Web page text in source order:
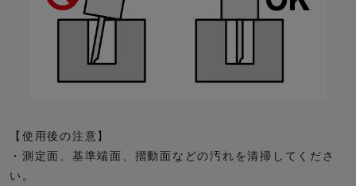
【使用後の注意】
・測定面、基準端面、摺動面などの汚れを清掃してくださ
い。